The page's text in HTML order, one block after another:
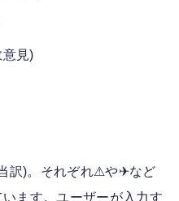
見)
訳)。それぞれ⚠や✈など
ます。ユーザーが入力す